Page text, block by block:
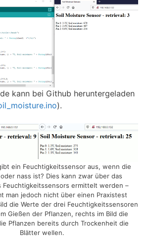
kann bei Github heruntergeladen
).
ein Feuchtigkeitssensor aus, wenn die
nass ist? Dies kann zwar über das
Feuchtigkeitssensors ermittelt werden –
man jedoch nicht über einen Praxistest
die Werte der drei Feuchtigkeitssensoren
Gießen der Pflanzen, rechts im Bild die
Pflanzen bereits durch Trockenheit die
Blätter wellen.